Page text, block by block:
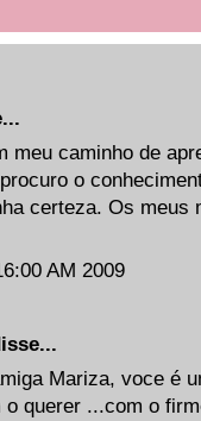
meu caminho de
o
certeza. Os meus
AM 2009
Mariza, voce é
o querer ...com o